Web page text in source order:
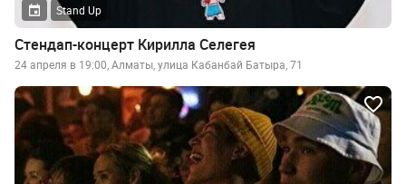
Stand Up
Стендап-концерт Кирилла Селегея
24 апреля в 19:00, Алматы, улица Кабанбай Батыра, 71